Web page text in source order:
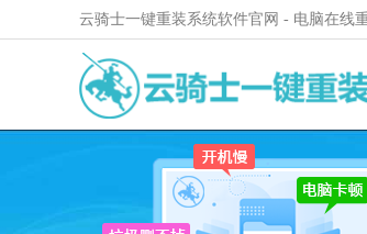
云骑士一键重装系统软件官网 - 电脑在线